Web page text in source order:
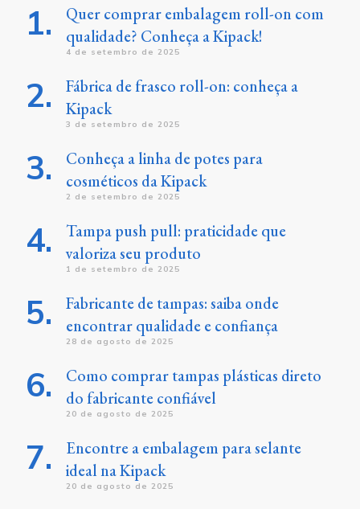
Quer comprar embalagem roll-on com
qualidade? Conheça a Kipack!
4 de setembro de 2025
Fábrica de frasco roll-on: conheça a
Kipack
3 de setembro de 2025
Conheça a linha de potes para
cosméticos da Kipack
2 de setembro de 2025
Tampa push pull: praticidade que
valoriza seu produto
1 de setembro de 2025
Fabricante de tampas: saiba onde
encontrar qualidade e confiança
28 de agosto de 2025
Como comprar tampas plásticas direto
do fabricante confiável
20 de agosto de 2025
Encontre a embalagem para selante
ideal na Kipack
20 de agosto de 2025